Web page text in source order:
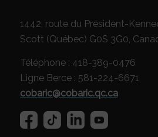
1442, route du Président-
Scott (Québec) G0S 3G0,
Téléphone : 418-389-0476
Ligne Berce : 581-224-6671
cobaric@cobaric.qc.ca